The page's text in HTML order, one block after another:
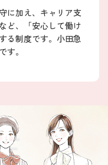
に加え、キャリア支
ど、「安心して働け
る制度です。小田急
す。